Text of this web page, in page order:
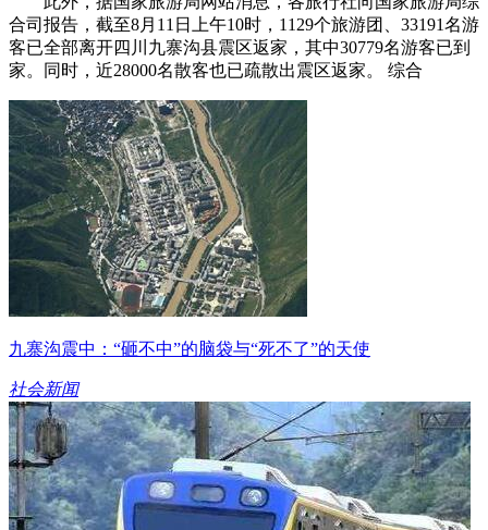
合司报告，截至8月11日上午10时，1129个旅游团、33191名游
客已全部离开四川九寨沟县震区返家，其中30779名游客已到
家。同时，近28000名散客也已疏散出震区返家。 综合
九寨沟震中：“砸不中”的脑袋与“死不了”的天使
社会新闻